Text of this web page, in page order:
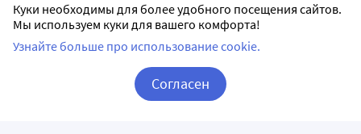
Аналоги Неттацин в Ростове-на-Дону
Куки необходимы для более удобного посещения сайтов.
Мы используем куки для вашего комфорта!
Узнайте больше про использование cookie.
Согласен